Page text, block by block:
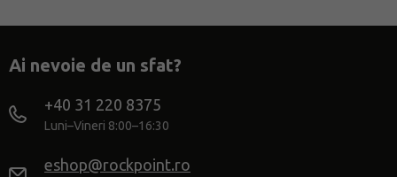
Ai nevoie de un sfat?
+40 31 220 8375
Luni–Vineri 8:00–16:30
eshop@rockpoint.ro